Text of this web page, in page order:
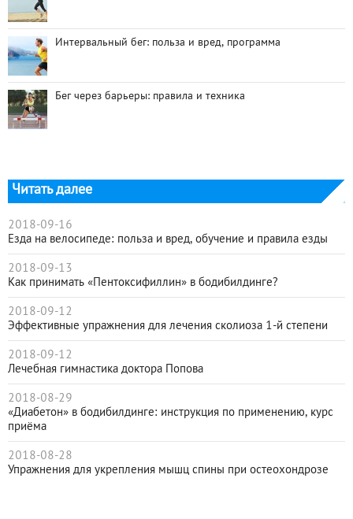
Интервальный бег: польза и вред, программа
Бег через барьеры: правила и техника
Читать далее
2018-09-16
Езда на велосипеде: польза и вред, обучение и правила езды
2018-09-13
Как принимать «Пентоксифиллин» в бодибилдинге?
2018-09-12
Эффективные упражнения для лечения сколиоза 1-й степени
2018-09-12
Лечебная гимнастика доктора Попова
2018-08-29
«Диабетон» в бодибилдинге: инструкция по применению, курс
приёма
2018-08-28
Упражнения для укрепления мышц спины при остеохондрозе